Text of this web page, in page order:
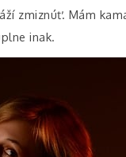
zmiznúť. Mám
inak.